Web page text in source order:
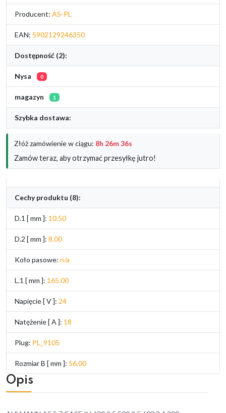
Producent: AS-PL
EAN: 5902129246350
Dostępność (2):
Nysa 0
magazyn 1
Szybka dostawa:
Złóż zamówienie w ciągu: 8h 26m 36s
Zamów teraz, aby otrzymać przesyłkę jutro!
Cechy produktu (8):
D.1 [ mm ]: 10.50
D.2 [ mm ]: 8.00
Koło pasowe: n/a
L.1 [ mm ]: 165.00
Napięcie [ V ]: 24
Natężenie [ A ]: 18
Plug: PL_9105
Rozmiar B [ mm ]: 56.00
Opis